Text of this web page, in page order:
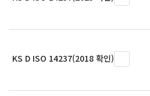
KS D ISO 14237(2018 확인)